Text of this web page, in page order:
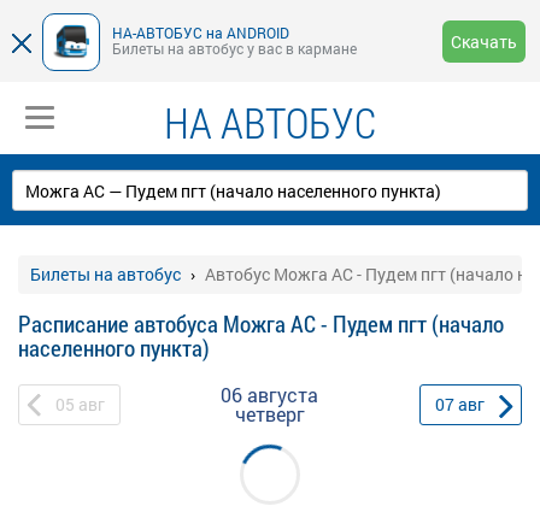
НА-АВТОБУС на ANDROID
Билеты на автобус у вас в кармане
Скачать
НА АВТОБУС
Билеты на автобус Автобус Можга АС - Пудем пгт (начало
Расписание автобуса Можга АС - Пудем пгт (начало
населенного пункта)
05 авг 06 августа
четверг 07авг